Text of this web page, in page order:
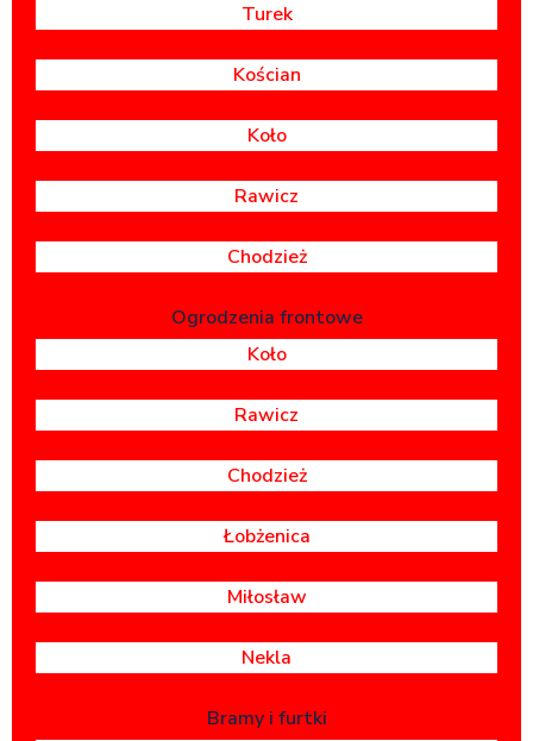
Turek
Kościan
Koło
Rawicz
Chodzież
Ogrodzenia frontowe
Koło
Rawicz
Chodzież
Łobżenica
Miłosław
Nekla
Bramy i furtki